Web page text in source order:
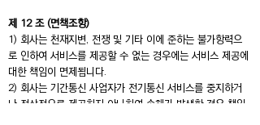
제 12 조 (면책조항)
1) 회사는 천재지변, 전쟁 및 기타 이에 준하는 불가항력으
로 인하여 서비스를 제공할 수 없는 경우에는 서비스 제공에
대한 책임이 면제됩니다.
2) 회사는 기간통신 사업자가 전기통신 서비스를 중지하거
나 정상적으로 제공하지 아니하여 손해가 발생한 경우 책임